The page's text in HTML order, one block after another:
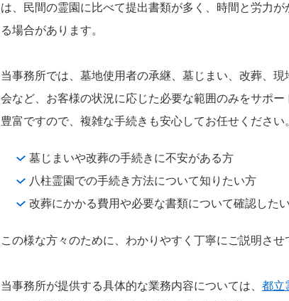
は、民間の霊園に比べて提出書類が多く、時間と労力が
る場合があります。
当事務所では、墓地使用者の承継、墓じまい、改葬、現
会など、お客様の状況に応じた必要な範囲のみをサポ
豊富ですので、複雑な手続きも安心してお任せください。
墓じまいや改葬の手続きに不安がある方
八柱霊園での手続き方法について知りたい方
改葬にかかる費用や必要な書類について確認した
この様な方々のために、わかりやすく丁寧にご説明させ
当事務所が提供する具体的な業務内容については、 都立